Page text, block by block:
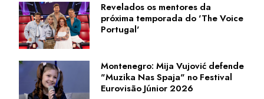
Revelados os mentores da
próxima temporada do 'The Voice
Portugal'
Montenegro: Mija Vujović defende
"Muzika Nas Spaja" no Festival
Eurovisão Júnior 2026